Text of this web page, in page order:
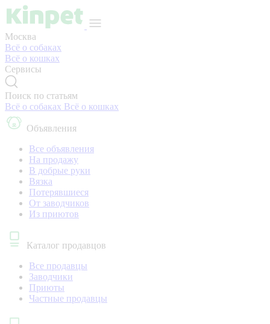
Москва
Всё о собаках
Всё о кошках
Сервисы
Поиск по статьям
Всё о собаках Всё о кошках
Объявления
Все объявления
На продажу
В добрые руки
Вязка
Потерявшиеся
От заводчиков
Из приютов
Каталог продавцов
Все продавцы
Заводчики
Приюты
Частные продавцы